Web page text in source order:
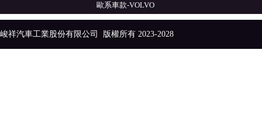
歐系車款-VOLVO
峻祥汽車工業股份有限公司 版權所有 2023-2028